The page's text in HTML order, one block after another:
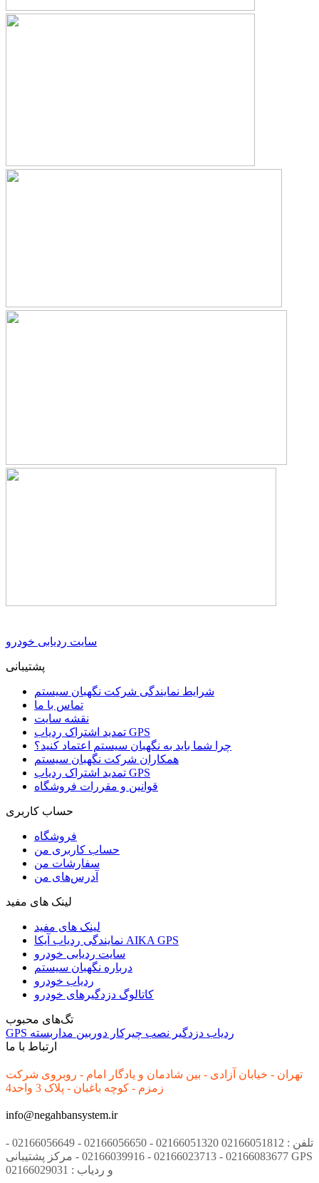
سایت ردیابی خودرو
پشتیبانی
شرایط نمایندگی شرکت نگهبان سیستم
تماس با ما
نقشه سایت
تمدید اشتراک ردیاب GPS
چرا شما باید به نگهبان سیستم اعتماد کنید؟
همکاران شرکت نگهبان سیستم
تمدید اشتراک ردیاب GPS
قوانین و مقررات فروشگاه
حساب کاربری
فروشگاه
حساب کاربری من
سفارشات من
آدرس‌های من
لینک های مفید
لینک های مفید
نمایندگی ردیاب آیکا AIKA GPS
سایت ردیابی خودرو
درباره نگهبان سیستم
ردیاب خودرو
کاتالوگ دزدگیرهای خودرو
تگ‌های محبوب
GPS
ردیاب دزدگیر نصب چیرکار دوربین مداربسته
ارتباط با ما
تهران - خیابان آزادی - بین شادمان و یادگار امام - روبروی شرکت
زمزم - کوچه باغبان - پلاک 3 واحد4
info@negahbansystem.ir
تلفن : 02166051812 02166051320 - 02166056650 - 02166056649 -
02166083677 - 02166023713 - 02166039916 - مرکز پشتیبانی GPS
و ردیاب : 02166029031